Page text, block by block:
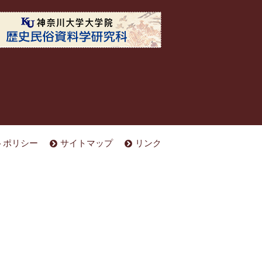
ポリシー サイトマップ リンク